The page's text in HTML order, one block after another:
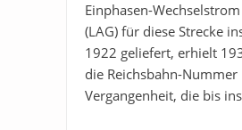
Einphasen-
(LAG) für diese Strecke
1922 geliefert, erhielt
die Reichsbahn-
Vergangenheit, die bis